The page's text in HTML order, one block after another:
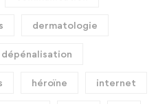
dermatologie
dépénalisation
héroïne internet